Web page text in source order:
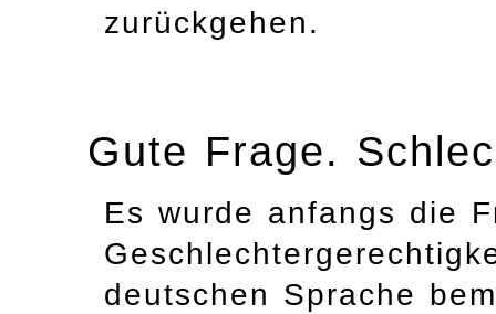
zurückgehen.
Gute Frage.
Es wurde anfangs die
deutschen Sprache